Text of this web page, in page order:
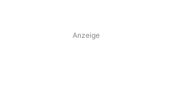
Anzeige